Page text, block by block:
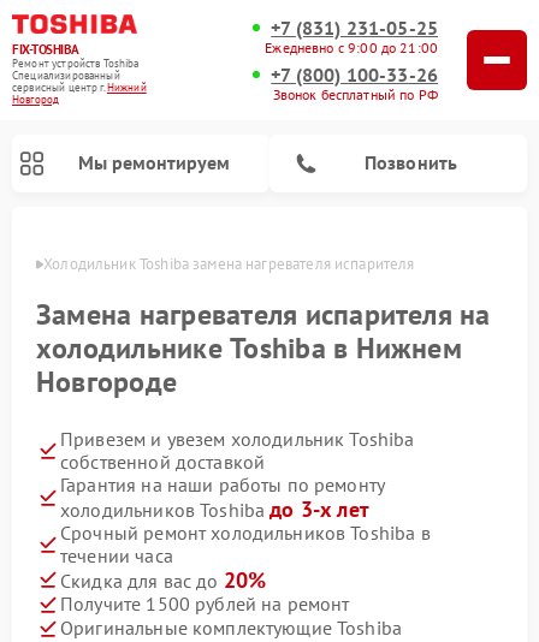
FIX-TOSHIBA
Ремонт устройств Toshiba
Специализированный
cервисный центр г.Нижний
Новгород
+7 (831) 231-05-25
Ежедневно с 9:00 до 21:00
+7 (800) 100-33-26
Звонок бесплатный по РФ
Мы ремонтируем Позвонить
Холодильник Toshiba замена нагревателя испарителя
Замена нагревателя испарителя на
холодильнике Toshiba в Нижнем
Новгороде
Привезем и увезем холодильник Toshiba
собственной доставкой
Гарантия на наши работы по ремонту
холодильников Toshibaдо 3-х лет
Срочный ремонт холодильников Toshiba в
течении часа
Скидка для вас до 20%
Получите 1500 рублей на ремонт
Оригинальные комплектующие Toshiba